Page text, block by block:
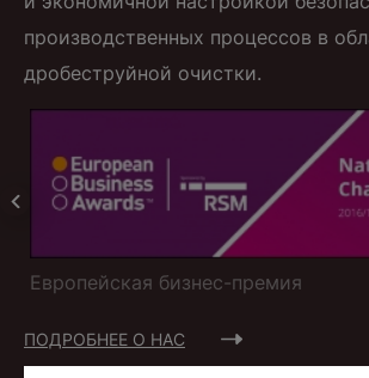
производственных процессов в
дробеструйной очистки.
Европейская бизнес-премия
ПОДРОБНЕЕ О НАС